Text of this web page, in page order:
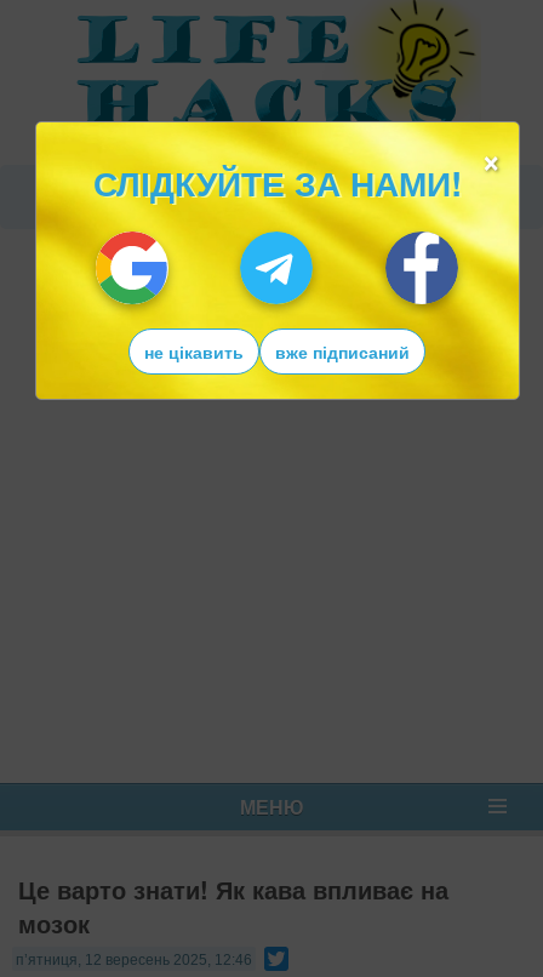
МЕНЮ
Це варто знати! Як кава впливає на
мозок
п’ятниця, 12 вересень 2025, 12:46
×
СЛІДКУЙТЕ ЗА НАМИ!
не цікавить вже підписаний